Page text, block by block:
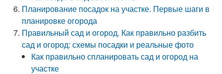
Планирование посадок на участке. Первые шаги в
планировке огорода
Правильный сад и огород. Как правильно разбить
сад и огород: схемы посадки и реальные фото
Как правильно спланировать сад и огород на
участке